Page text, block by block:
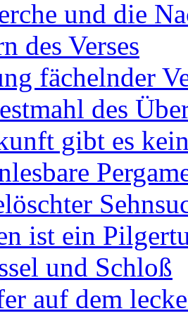
und die
des Verses
fächelnder
des
gibt es
ist ein
und Schloß
auf dem